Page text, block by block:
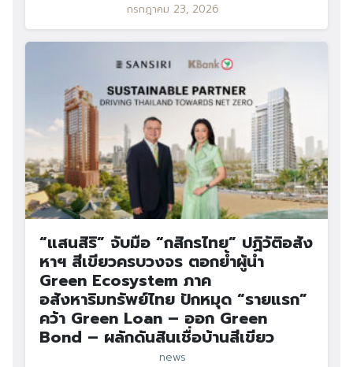
กรกฎาคม 23, 2026
“แสนสิริ” จับมือ “กสิกรไทย” ปฏิวัติอสัง
หาฯ สีเขียวครบวงจร ตอกย้ำผู้นำ
Green Ecosystem ภาค
อสังหาริมทรัพย์ไทย ปักหมุด “รายแรก”
คว้า Green Loan – ออก Green
Bond – ผลักดันสินเชื่อบ้านสีเขียว
news